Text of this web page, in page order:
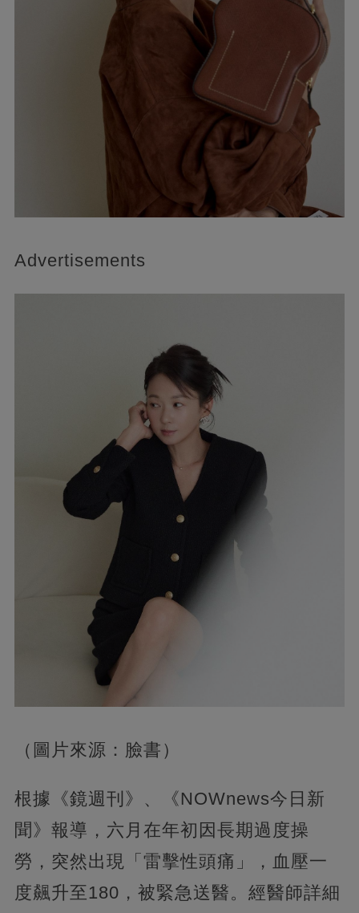
Advertisements
（圖片來源：臉書）
根據《鏡週刊》、《NOWnews今日新
聞》報導，六月在年初因長期過度操
勞，突然出現「雷擊性頭痛」，血壓一
度飆升至180，被緊急送醫。經醫師詳細